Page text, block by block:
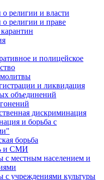
религии и власти
о религии и праве
и полицейское
и ликвидация
объединений
дискриминация
и борьба с
борьба
и СМИ
с местным населением и
с учреждениями культуры